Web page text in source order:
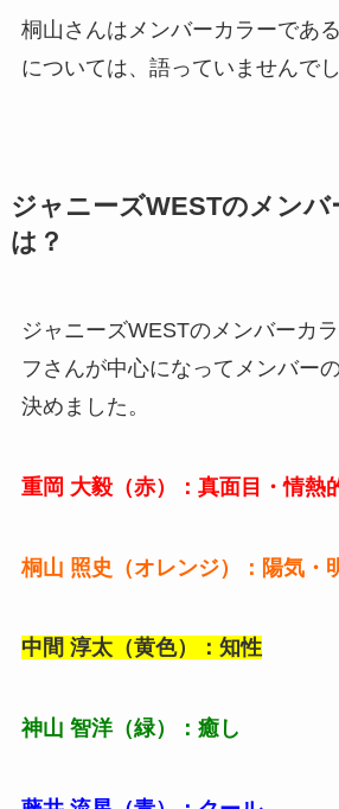
桐山さんはメンバーカラーであ
については、語っていませんで
ジャニーズWESTのメン
は？
ジャニーズWESTのメンバーカ
フさんが中心になってメンバー
決めました。
重岡 大毅（赤）：真面目・情熱
桐山 照史（オレンジ）：陽気・
中間 淳太（黄色）：知性
神山 智洋（緑）：癒し